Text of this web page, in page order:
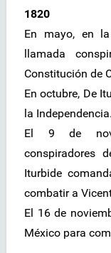
1820
En mayo, en
llamada
Constitución de
En octubre, De
la Independencia.
El 9 de
conspiradores
Iturbide
combatir a
El 16 de
México para